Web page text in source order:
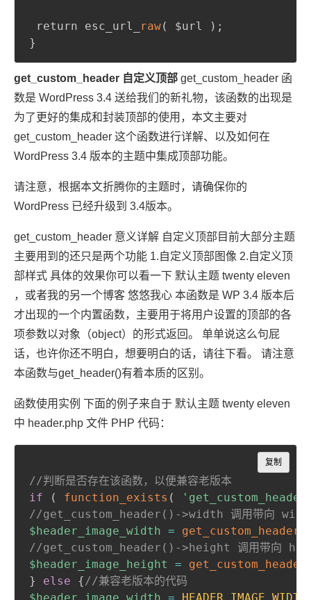
return esc_url_ raw( $url ) ;
}
get_custom_header 自定义顶部 get_custom_header 函
数是 WordPress 3.4 送给我们的新礼物，该函数的出现是
为了更好的集成和封装顶部的使用，本文主要对
get_custom_header 这个函数进行详解、以及如何在
WordPress 3.4 版本的主题中集成顶部功能。
请注意，根据本文折腾你的主题时，请确保你的
WordPress 已经升级到 3.4版本。
get_custom_header 意义详解 自定义顶部目前大部分主题
主要用到的还只是两个功能 1.自定义顶部图像 2.自定义顶
部样式 具体的效果你可以看一下 默认主题 twenty eleven
，或者我的另一个博客 悠悠我心 本函数是 WP 3.4 版本后
才出现的一个内置函数，主要用于将用户设置的顶部的各
项参数以对象（object）的形式返回。 单单说这么句屁
话，也许你还不明白，想要明白的话，请往下看。 请注意
本函数与get_header()有着本质的区别。
函数使用实例 下面的例子来自于 默认主题 twenty eleven
中 header.php 文件 PHP 代码：
//判断是否存在该函数，以便兼容老版本
if
( function_exists (
//get_custom_header()->width 调用带向
$header_image_width = get_custom_header
//get_custom_header()->height 调用带向
$header_image_height
= get_custom_header
}
else {//兼容老版本的代码
复制
Copy